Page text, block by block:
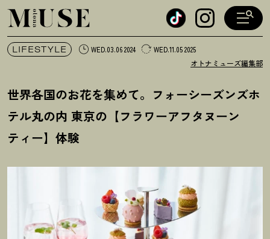
オトナミューズ ウェブ
LIFESTYLE WED.03.06 2024 WED.11.05 2025
オトナミューズ編集部
世界各国のお花を集めて。フォーシーズンズホ
テル丸の内 東京の【フラワーアフタヌーン
ティー】体験